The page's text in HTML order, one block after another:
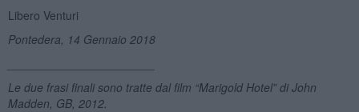
Libero Venturi
Pontedera, 14 Gennaio 2018
Le due frasi finali sono tratte dal film “Marigold Hotel” diJohn
Madden , GB, 2012.